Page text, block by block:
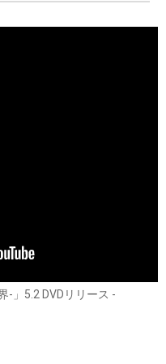
-」5.2 DVDリリース -